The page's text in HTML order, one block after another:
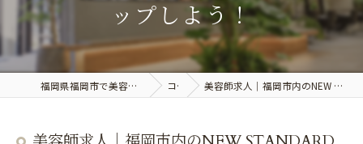
ップしよう！
福岡県福岡市で美容室の求人ならACT JAPAN GROUP コラム 美容師求人｜福岡市内のNEW STANDARDな美容室でスキルアップしよう！